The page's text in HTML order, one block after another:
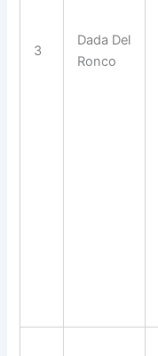
3
Dada Del
Ronco